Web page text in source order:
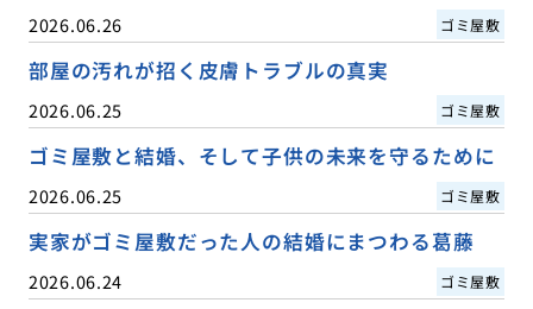
2026.06.26 ゴミ屋敷
部屋の汚れが招く皮膚トラブルの真実
2026.06.25 ゴミ屋敷
ゴミ屋敷と結婚、そして子供の未来を守るために
2026.06.25 ゴミ屋敷
実家がゴミ屋敷だった人の結婚にまつわる葛藤
2026.06.24 ゴミ屋敷